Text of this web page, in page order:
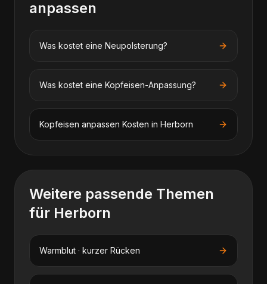
anpassen
Was kostet eine Neupolsterung?
Was kostet eine Kopfeisen-Anpassung?
Kopfeisen anpassen Kosten in Herborn
Weitere passende Themen
für Herborn
Warmblut · kurzer Rücken